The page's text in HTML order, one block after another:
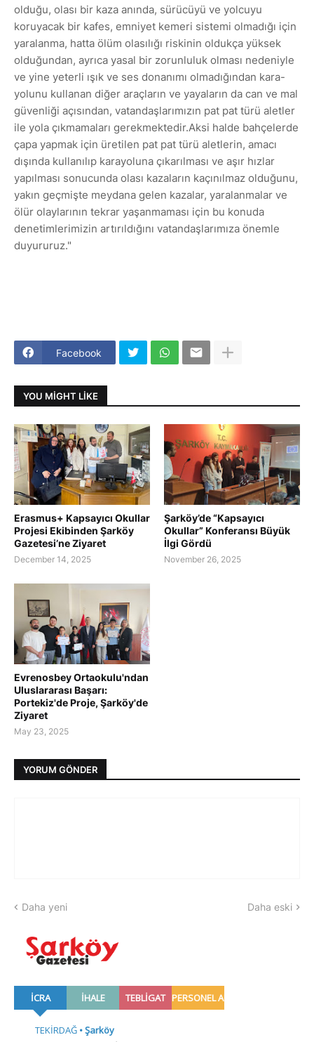
olduğu, olası bir kaza anında, sürücüyü ve yolcuyu
koruyacak bir kafes, emniyet kemeri sistemi olmadığı için
yaralanma, hatta ölüm olasılığı riskinin oldukça yüksek
olduğundan, ayrıca yasal bir zorunluluk olması nedeniyle
ve yine yeterli ışık ve ses donanımı olmadığından kara-
yolunu kullanan diğer araçların ve yayaların da can ve mal
güvenliği açısından, vatandaşlarımızın pat pat türü aletler
ile yola çıkmamaları gerekmektedir.Aksi halde bahçelerde
çapa yapmak için üretilen pat pat türü aletlerin, amacı
dışında kullanılıp karayoluna çıkarılması ve aşır hızlar
yapılması sonucunda olası kazaların kaçınılmaz olduğunu,
yakın geçmişte meydana gelen kazalar, yaralanmalar ve
ölür olaylarının tekrar yaşanmaması için bu konuda
denetimlerimizin artırıldığını vatandaşlarımıza önemle
duyururuz."
Facebook
YOU MIGHT LIKE
Erasmus+ Kapsayıcı Okullar
Projesi Ekibinden Şarköy
Gazetesi’ne Ziyaret
December 14, 2025
Şarköy’de “Kapsayıcı
Okullar” Konferansı Büyük
İlgi Gördü
November 26, 2025
Evrenosbey Ortaokulu'ndan
Uluslararası Başarı:
Portekiz'de Proje, Şarköy'de
Ziyaret
May 23, 2025
YORUM GÖNDER
Daha yeni Daha eski